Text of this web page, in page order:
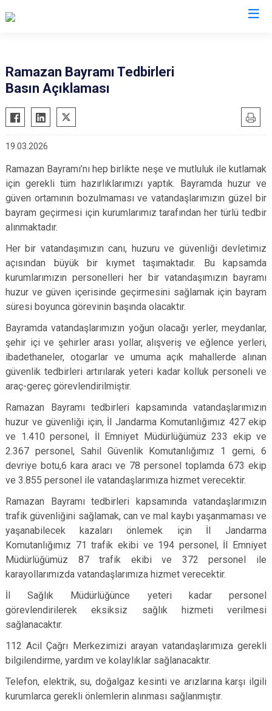
Ramazan Bayramı Tedbirleri
Basın Açıklaması
19.03.2026
Ramazan Bayramı’nı hep birlikte neşe ve mutluluk ile kutlamak
için gerekli tüm hazırlıklarımızı yaptık. Bayramda huzur ve
güven ortamının bozulmaması ve vatandaşlarımızın güzel bir
bayram geçirmesi için kurumlarımız tarafından her türlü tedbir
alınmaktadır.
Her bir vatandaşımızın canı, huzuru ve güvenliği devletimiz
açısından büyük bir kıymet taşımaktadır. Bu kapsamda
kurumlarımızın personelleri her bir vatandaşımızın bayramı
huzur ve güven içerisinde geçirmesini sağlamak için bayram
süresi boyunca görevinin başında olacaktır.
Bayramda vatandaşlarımızın yoğun olacağı yerler, meydanlar,
şehir içi ve şehirler arası yollar, alışveriş ve eğlence yerleri,
ibadethaneler, otogarlar ve umuma açık mahallerde alınan
güvenlik tedbirleri artırılarak yeteri kadar kolluk personeli ve
araç-gereç görevlendirilmiştir.
Ramazan Bayramı tedbirleri kapsamında vatandaşlarımızın
huzur ve güvenliği için, İl Jandarma Komutanlığımız 427 ekip
ve 1.410 personel, İl Emniyet Müdürlüğümüz 233 ekip ve
2.367 personel, Sahil Güvenlik Komutanlığımız 1 gemi, 6
devriye botu,6 kara aracı ve 78 personel toplamda 673 ekip
ve 3.855 personel ile vatandaşlarımıza hizmet verecektir.
Ramazan Bayramı tedbirleri kapsamında vatandaşlarımızın
trafik güvenliğini sağlamak, can ve mal kaybı yaşanmaması ve
yaşanabilecek kazaları önlemek için İI Jandarma
Komutanlığımız 71 trafik ekibi ve 194 personel, İl Emniyet
Müdürlüğümüz 87 trafik ekibi ve 372 personel ile
karayollarımızda vatandaşlarımıza hizmet verecektir.
İl Sağlık Müdürlüğünce yeteri kadar personel
görevlendirilerek eksiksiz sağlık hizmeti verilmesi
sağlanacaktır.
112 Acil Çağrı Merkezimizi arayan vatandaşlarımıza gerekli
bilgilendirme, yardım ve kolaylıklar sağlanacaktır.
Telefon, elektrik, su, doğalgaz kesinti ve arızlarına karşı ilgili
kurumlarca gerekli önlemlerin alınması sağlanmıştır.